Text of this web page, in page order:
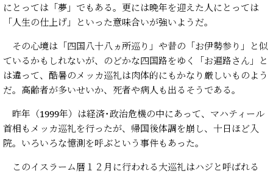
にとっては「夢」でもある。更には晩年を迎えた人にとっては
「人生の仕上げ」といった意味合いが強いようだ。
その心境は「四国八十八ヵ所巡り」や昔の「お伊勢参り」と似
ているかもしれないが、のどかな四国路をゆく「お遍路さん」と
は違って、酷暑のメッカ巡礼は肉体的にもかなり厳しいものよう
だ。高齢者が多いせいか、死者や病人も出るそうである。
昨年（1999年）は経済･政治危機の中にあって、マハティール
首相もメッカ巡礼を行ったが、帰国後体調を崩し、十日ほど入
院。いろいろな憶測を呼ぶという事件もあった。
このイスラーム暦１２月に行われる大巡礼はハジと呼ばれる